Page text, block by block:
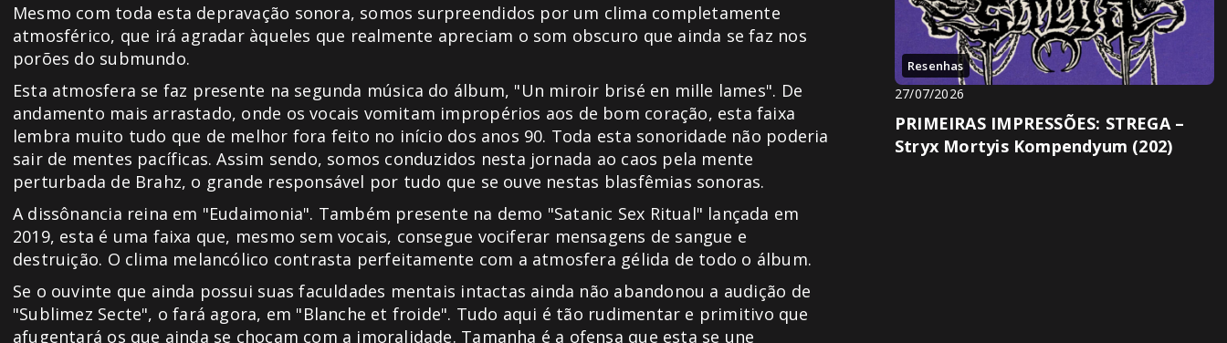
Mesmo com toda esta depravação sonora, somos surpreendidos por um clima completamente
atmosférico, que irá agradar àqueles que realmente apreciam o som obscuro que ainda se faz nos
porões do submundo.
Esta atmosfera se faz presente na segunda música do álbum, "Un miroir brisé en mille lames". De
andamento mais arrastado, onde os vocais vomitam impropérios aos de bom coração, esta faixa
lembra muito tudo que de melhor fora feito no início dos anos 90. Toda esta sonoridade não poderia
sair de mentes pacíficas. Assim sendo, somos conduzidos nesta jornada ao caos pela mente
perturbada de Brahz, o grande responsável por tudo que se ouve nestas blasfêmias sonoras.
A dissônancia reina em "Eudaimonia". Também presente na demo "Satanic Sex Ritual" lançada em
2019, esta é uma faixa que, mesmo sem vocais, consegue vociferar mensagens de sangue e
destruição. O clima melancólico contrasta perfeitamente com a atmosfera gélida de todo o álbum.
Se o ouvinte que ainda possui suas faculdades mentais intactas ainda não abandonou a audição de
"Sublimez Secte", o fará agora, em "Blanche et froide". Tudo aqui é tão rudimentar e primitivo que
afugentará os que ainda se chocam com a imoralidade. Tamanha é a ofensa que esta se une
Resenhas
27/07/2026
PRIMEIRAS IMPRESSÕES: STREGA –
Stryx Mortyis Kompendyum (202)